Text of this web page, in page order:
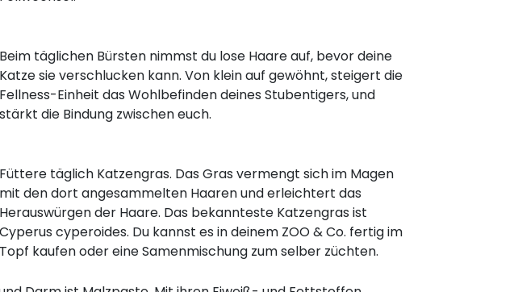
Beim täglichen Bürsten nimmst du lose Haare auf, bevor deine
Katze sie verschlucken kann. Von klein auf gewöhnt, steigert die
Fellness-Einheit das Wohlbefinden deines Stubentigers, und
stärkt die Bindung zwischen euch.
Füttere täglich Katzengras. Das Gras vermengt sich im Magen
mit den dort angesammelten Haaren und erleichtert das
Herauswürgen der Haare. Das bekannteste Katzengras ist
Cyperus cyperoides. Du kannst es in deinem ZOO & Co. fertig im
Topf kaufen oder eine Samenmischung zum selber züchten.